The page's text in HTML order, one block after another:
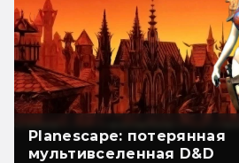
Planescape: потерянная
мультивселенная D&D